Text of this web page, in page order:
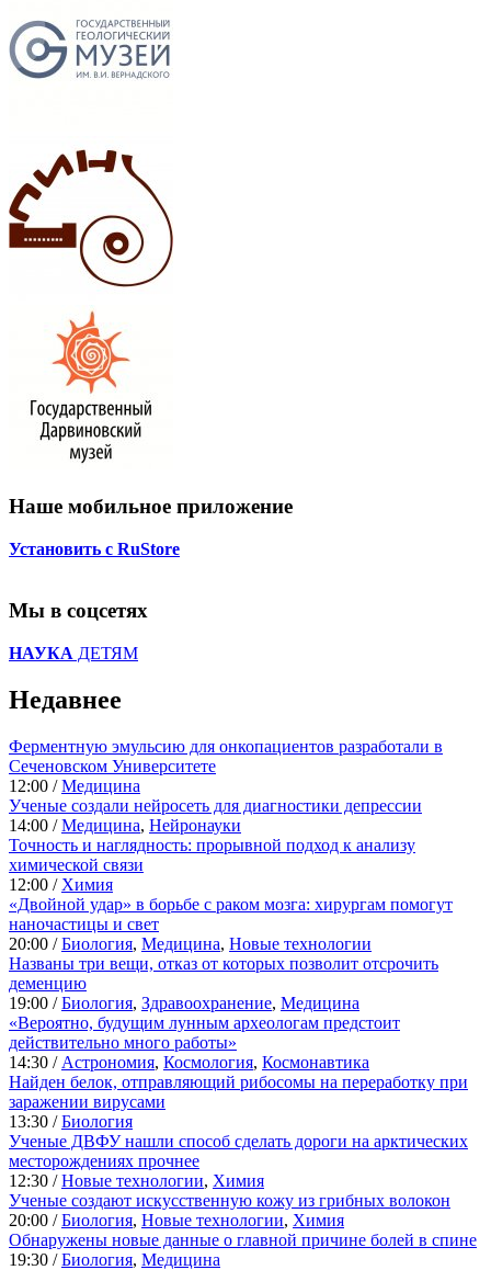
Наше мобильное приложение
Установить с RuStore
Мы в соцсетях
НАУКА ДЕТЯМ
Недавнее
Ферментную эмульсию для онкопациентов разработали в
Сеченовском Университете
12:00 /Медицина
Ученые создали нейросеть для диагностики депрессии
14:00 /Медицина, Нейронауки
Точность и наглядность: прорывной подход к анализу
химической связи
12:00 / Химия
«Двойной удар» в борьбе с раком мозга: хирургам помогут
наночастицы и свет
20:00 /Биология, Медицина, Новые технологии
Названы три вещи, отказ от которых позволит отсрочить
деменцию
19:00 /Биология, Здравоохранение, Медицина
«Вероятно, будущим лунным археологам предстоит
действительно много работы»
14:30 / Астрономия, Космология, Космонавтика
Найден белок, отправляющий рибосомы на переработку при
заражении вирусами
13:30 /Биология
Ученые ДВФУ нашли способ сделать дороги на арктических
месторождениях прочнее
12:30 /Новые технологии, Химия
Ученые создают искусственную кожу из грибных волокон
20:00 /Биология, Новые технологии, Химия
Обнаружены новые данные о главной причине болей в спине
19:30 /Биология, Медицина